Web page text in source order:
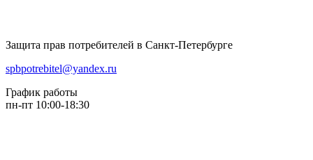
Защита прав потребителей в Санкт-Петербурге
spbpotrebitel@yandex.ru
График работы
пн-пт 10:00-18:30